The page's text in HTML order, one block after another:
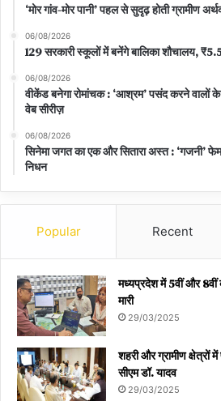
‘मोर गांव-मोर पानी’ पहल से सुदृढ़ होती ग्रामीण
06/08/2026
129 सरकारी स्कूलों में बनेंगे बालिका शौचालय,
06/08/2026
वीकेंड बनेगा रोमांचक : ‘आश्रम’ पसंद करने वालों
वेब सीरीज़
06/08/2026
सिनेमा जगत का एक और सितारा अस्त : ‘गजनी’
निधन
Popular Recent
मध्यप्रदेश में 5वीं और 8वीं
मारी
29/03/2025
शहरी और ग्रामीण क्षेत्रों
सीएम डॉ. यादव
29/03/2025